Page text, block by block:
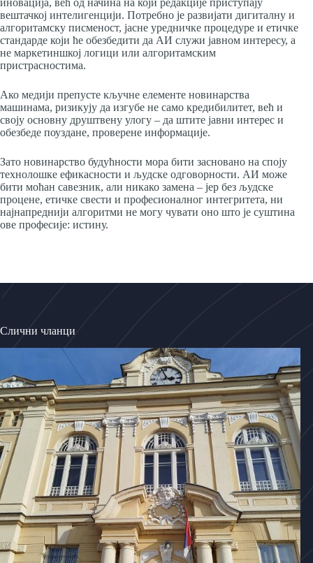
вештачкој интелигенцији. Потребно је развијати дигиталну и
алгоритамску писменост, јасне уредничке процедуре и етичке
стандарде који ће обезбедити да АИ служи јавном интересу, а
не маркетиншкој логици или алгоритамским
пристрасностима.
Ако медији препусте кључне елементе новинарства
машинама, ризикују да изгубе не само кредибилитет, већ и
своју основну друштвену улогу – да штите јавни интерес и
обезбеде поуздане, проверене информације.
Зато новинарство будућности мора бити засновано на споју
технолошке ефикасности и људске одговорности. АИ може
бити моћан савезник, али никако замена – јер без људске
процене, етичке свести и професионалног интегритета, ни
најнапреднији алгоритми не могу чувати оно што је суштина
ове професије: истину.
Слични чланци